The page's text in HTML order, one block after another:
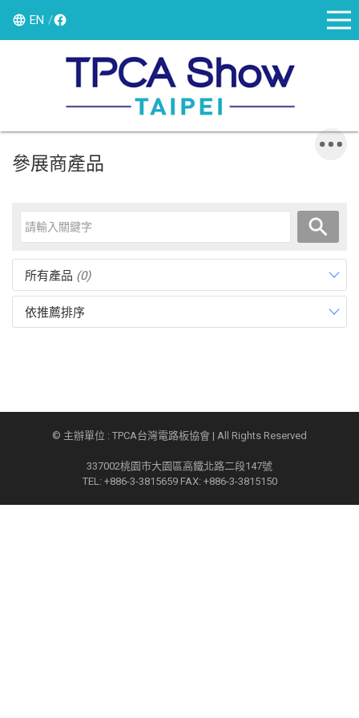
EN
參展商產品
所有產品 (0)
依推薦排序
© 主辦單位 : TPCA台灣電路板協會 | All Rights Reserved
337002桃園市大園區高鐵北路二段147號
TEL: +886-3-3815659 FAX: +886-3-3815150